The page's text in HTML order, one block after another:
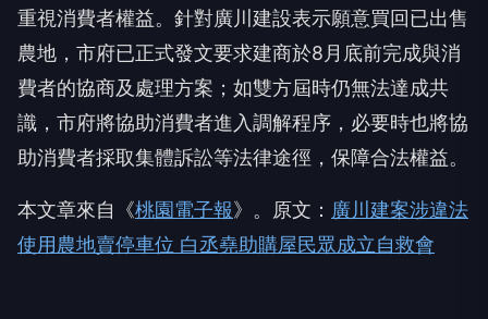
重視消費者權益。針對廣川建設表示願意買回已出售
農地，市府已正式發文要求建商於8月底前完成與消
費者的協商及處理方案；如雙方屆時仍無法達成共
識，市府將協助消費者進入調解程序，必要時也將協
助消費者採取集體訴訟等法律途徑，保障合法權益。
本文章來自《桃園電子報》。原文： 廣川建案涉違法
使用農地賣停車位 白丞堯助購屋民眾成立自救會